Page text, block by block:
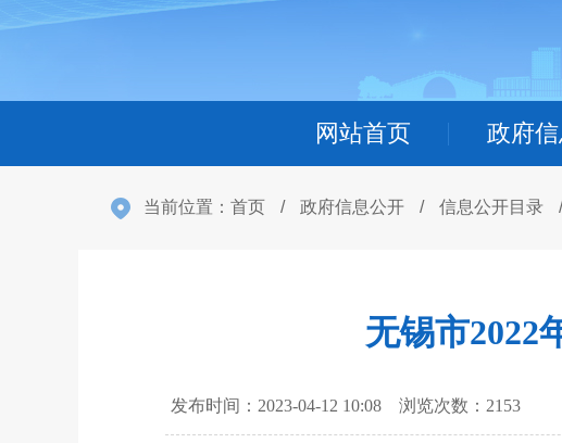
网站首页 政府
当前位置： 首页 / 政府信息公开 / 信息公开目录 /
无锡市2022
发布时间：2023-04-12 10:08 浏览次数： 2153